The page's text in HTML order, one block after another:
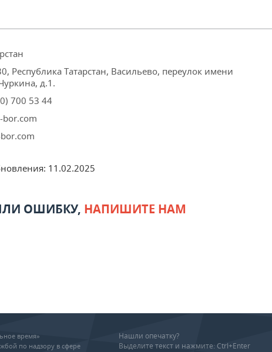
Республика Татарстан, Васильево, переулок имени
д.1.
700 53 44
bor.com
11.02.2025
ОШИБКУ, НАПИШИТЕ НАМ
время»
по надзору в сфере
Нашли опечатку?
Выделите текст и нажмите: Ctrl+Enter